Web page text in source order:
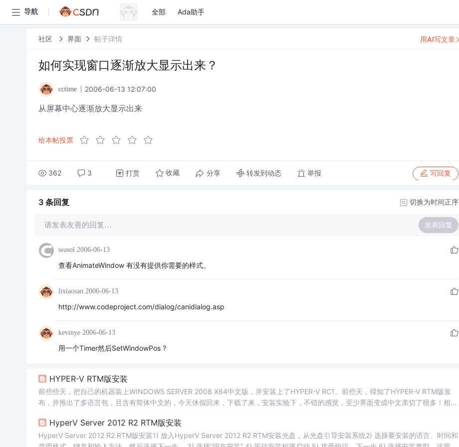
导航 全部 Ada助手
社区 界面 帖子详情
如何实现窗口逐渐放大显示出来？
cctime 2006-06-13 12:07:00
从屏幕中心逐渐放大显示出来
给本帖投票
362 3 打赏 收藏 分享 转发到动态 举报 写回复
用AI写文章
3 条回复 切换为时间正序
请发表友善的回复… 发表回复
seasol 2006-06-13
查看AnimateWindow 有没有提供你需要的样式。
lixiaosan 2006-06-13
http://www.codeproject.com/dialog/canidialog.asp
kevinye 2006-06-13
用一个Timer然后SetWindowPos ?
HYPER-V RTM版安装
前些些天，把自己的机器装上WINDOWS SERVER 2008 X64中文版，并安装上了HYPER-V RC1。前些天，得知了HYPER-V RTM版发
布，并推出了多语言包，且含有简体中文的，今天休假回来，下载了来，安装实验下，不错的感觉，至少界面变成中文亲切了很多！相关
HyperV Server 2012 R2 RTM版安装
HyperV Server 2012 R2 RTM版安装1) 放入HyperV Server 2012 R2 RTM安装光盘，从光盘引导安装系统2) 选择要安装的语言、时间和